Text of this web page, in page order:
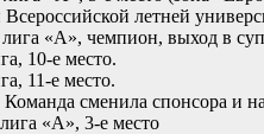
Всероссийской летней
«А», чемпион, выход в
10-е место.
11-е место.
Команда сменила спонсора и
«А», 3-е место